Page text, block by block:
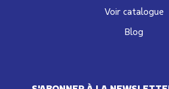
Voir catalogue
Blog